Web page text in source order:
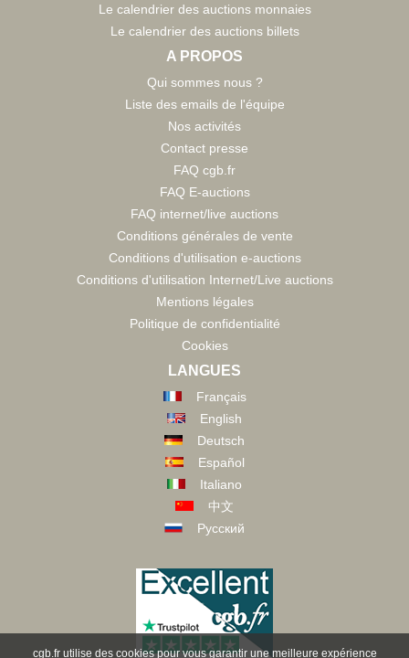
Le calendrier des auctions monnaies
Le calendrier des auctions billets
A PROPOS
Qui sommes nous ?
Liste des emails de l'équipe
Nos activités
Contact presse
FAQ cgb.fr
FAQ E-auctions
FAQ internet/live auctions
Conditions générales de vente
Conditions d'utilisation e-auctions
Conditions d'utilisation Internet/Live auctions
Mentions légales
Politique de confidentialité
Cookies
LANGUES
Français
English
Deutsch
Español
Italiano
中文
Русский
cgb.fr utilise des cookies pour vous garantir une meilleure expérience